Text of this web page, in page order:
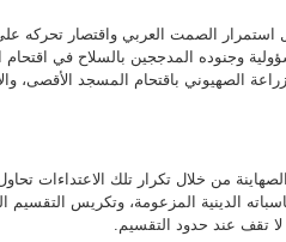
الصمت العربي واقتصار تحركه على
وجنوده المدججين بالسلاح في
الصهيوني باقتحام المسجد الأقصى،
من خلال تكرار تلك الاعتداءات
الدينية المزعومة، وتكريس
لا تقف عند حدود التقسيم.